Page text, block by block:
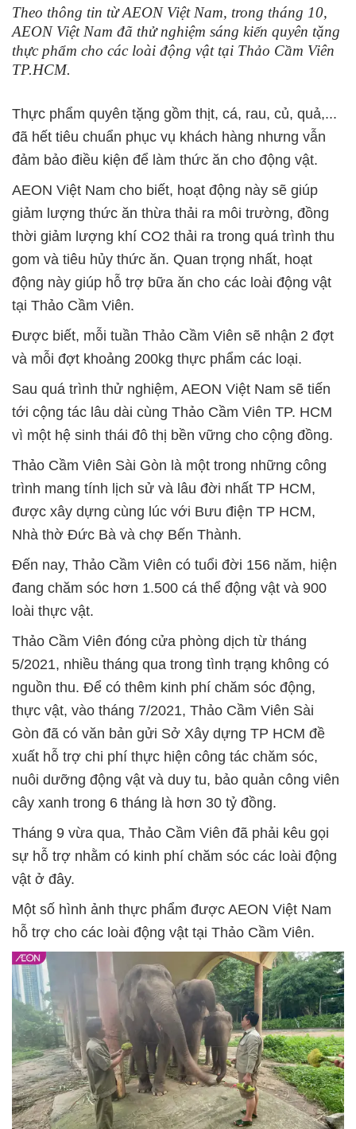
Theo thông tin từ AEON Việt Nam, trong tháng 10,
AEON Việt Nam đã thử nghiệm sáng kiến quyên tặng
thực phẩm cho các loài động vật tại Thảo Cầm Viên
TP.HCM.
Thực phẩm quyên tặng gồm thịt, cá, rau, củ, quả,...
đã hết tiêu chuẩn phục vụ khách hàng nhưng vẫn
đảm bảo điều kiện để làm thức ăn cho động vật.
AEON Việt Nam cho biết, hoạt động này sẽ giúp
giảm lượng thức ăn thừa thải ra môi trường, đồng
thời giảm lượng khí CO2 thải ra trong quá trình thu
gom và tiêu hủy thức ăn. Quan trọng nhất, hoạt
động này giúp hỗ trợ bữa ăn cho các loài động vật
tại Thảo Cầm Viên.
Được biết, mỗi tuần Thảo Cầm Viên sẽ nhận 2 đợt
và mỗi đợt khoảng 200kg thực phẩm các loại.
Sau quá trình thử nghiệm, AEON Việt Nam sẽ tiến
tới cộng tác lâu dài cùng Thảo Cầm Viên TP. HCM
vì một hệ sinh thái đô thị bền vững cho cộng đồng.
Thảo Cầm Viên Sài Gòn là một trong những công
trình mang tính lịch sử và lâu đời nhất TP HCM,
được xây dựng cùng lúc với Bưu điện TP HCM,
Nhà thờ Đức Bà và chợ Bến Thành.
Đến nay, Thảo Cầm Viên có tuổi đời 156 năm, hiện
đang chăm sóc hơn 1.500 cá thể động vật và 900
loài thực vật.
Thảo Cầm Viên đóng cửa phòng dịch từ tháng
5/2021, nhiều tháng qua trong tình trạng không có
nguồn thu. Để có thêm kinh phí chăm sóc động,
thực vật, vào tháng 7/2021, Thảo Cầm Viên Sài
Gòn đã có văn bản gửi Sở Xây dựng TP HCM đề
xuất hỗ trợ chi phí thực hiện công tác chăm sóc,
nuôi dưỡng động vật và duy tu, bảo quản công viên
cây xanh trong 6 tháng là hơn 30 tỷ đồng.
Tháng 9 vừa qua, Thảo Cầm Viên đã phải kêu gọi
sự hỗ trợ nhằm có kinh phí chăm sóc các loài động
vật ở đây.
Một số hình ảnh thực phẩm được AEON Việt Nam
hỗ trợ cho các loài động vật tại Thảo Cầm Viên.